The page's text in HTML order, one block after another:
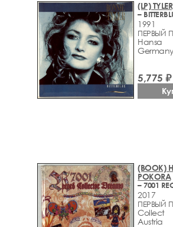
(LP)
–
1991
ПЕРВЫЙ
Hansa
Germany
5,775 ₽
(BOOK)
POKORA
2017
ПЕРВЫЙ
Collect
Austria